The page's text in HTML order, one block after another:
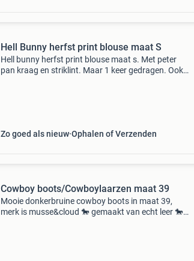
Hell Bunny herfst print blouse maat S
Hell bunny herfst print blouse maat s. Met peter
pan kraag en striklint. Maar 1 keer gedragen. Ook
Zo goed als nieuw Ophalen of Verzenden
Cowboy boots/Cowboylaarzen maat 39
Mooie donkerbruine cowboy boots in maat 39,
merk is musse&cloud 🐎 gemaakt van echt leer 🐎